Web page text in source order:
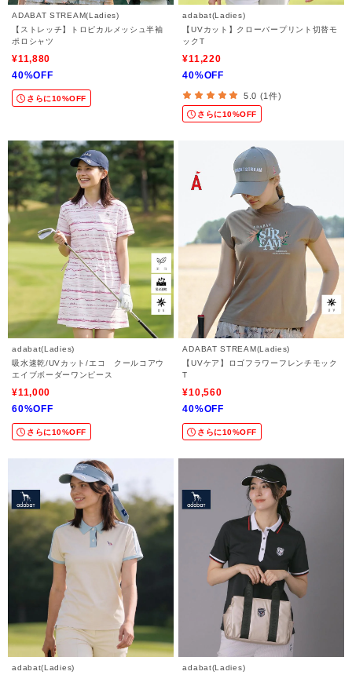
ADABAT STREAM(Ladies)
【ストレッチ】トロピカルメッシュ半袖
ポロシャツ
¥11,880
40%OFF
さらに10%OFF
adabat(Ladies)
【UVカット】クローバープリント切替モ
ックT
¥11,220
40%OFF
5.0 (1件)
さらに10%OFF
adabat(Ladies)
吸水速乾/UVカット/エコ クールコアウ
エイブボーダーワンピース
¥11,000
60%OFF
さらに10%OFF
ADABAT STREAM(Ladies)
【UVケア】ロゴフラワーフレンチモック
T
¥10,560
40%OFF
さらに10%OFF
adabat(Ladies)
adabat(Ladies)